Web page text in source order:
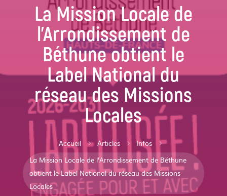
La Mission Locale de
l’Arrondissement de
Béthune obtient le
Label National du
réseau des Missions
Locales
Accueil 5 Articles 5 Infos 5
La Mission Locale de l’Arrondissement de Béthune
obtient le Label National du réseau des Missions
Locales